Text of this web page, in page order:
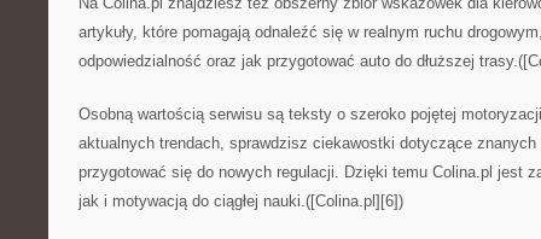
artykuły, które pomagają odnaleźć się w realnym ruchu
odpowiedzialność oraz jak przygotować auto do dłuższej
Osobną wartością serwisu są teksty o szeroko pojętej
aktualnych trendach, sprawdzisz ciekawostki dotyczące
przygotować się do nowych regulacji. Dzięki temu Colina.pl jest
jak i motywacją do ciągłej nauki.([Colina.pl][6])